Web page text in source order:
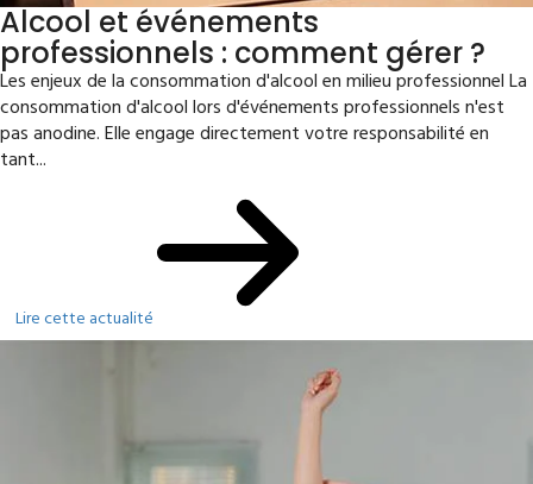
Alcool et événements
professionnels : comment gérer ?
Les enjeux de la consommation d'alcool en milieu professionnel La
consommation d'alcool lors d'événements professionnels n'est
pas anodine. Elle engage directement votre responsabilité en
tant...
Lire cette actualité